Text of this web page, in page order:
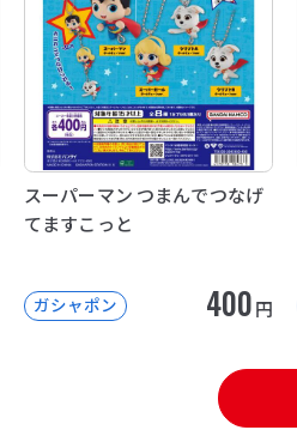
スーパーマン つまんでつなげ
てますこっと
ガシャポン 400円